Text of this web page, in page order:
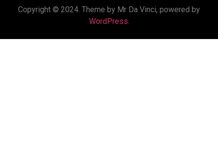
Copyright © 2024. Theme by Mr Da Vinci, powered by
WordPress